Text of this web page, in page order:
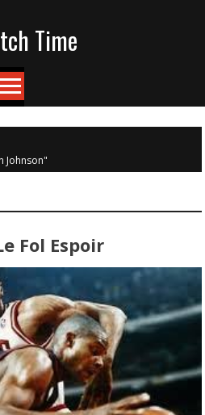
Time
Johnson"
Fol Espoir